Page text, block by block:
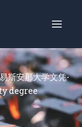
斯安那大学文凭-
degree